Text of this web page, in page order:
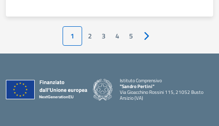
1 2 3 4 5 Pagina successiva
Istituto Comprensivo
"Sandro Pertini"
Via Gioacchino Rossini 115, 21052 Busto
Arsizio (VA)